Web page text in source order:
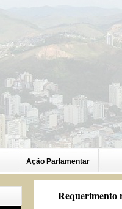
Ação Parlamentar
Requerimento